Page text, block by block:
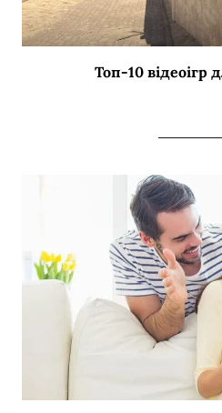
Топ-10 відеоігр